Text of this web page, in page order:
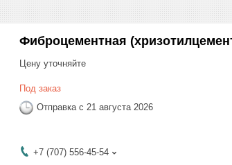
Фиброцементная
Цену уточняйте
Под заказ
Отправка с 21 августа 2026
+7 (707) 556-45-54